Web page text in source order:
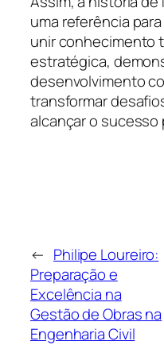
uma referência
unir conhecimento
estratégica,
desenvolvimento
transformar
alcançar o sucesso
← Philipe Loureiro:
Preparação e
Excelência na
Gestão de Obras na
Engenharia Civil